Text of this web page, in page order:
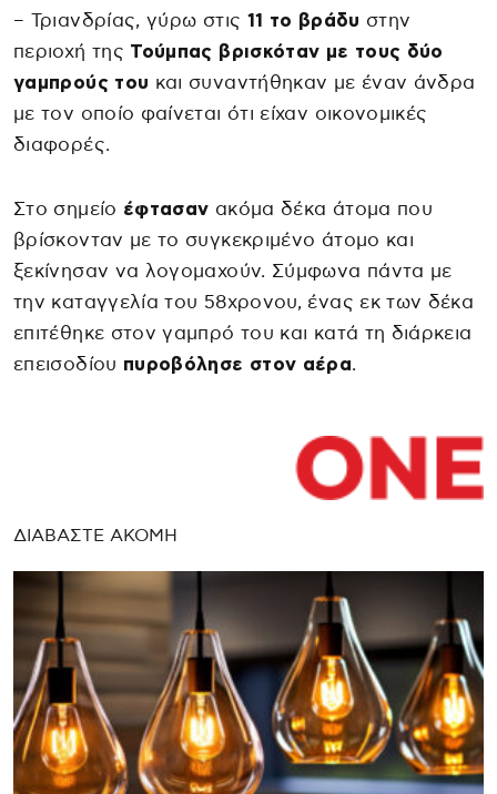
– Τριανδρίας, γύρω στις 11 το βράδυ στην
περιοχή της Τούμπας βρισκόταν με τους δύο
γαμπρούς του και συναντήθηκαν με έναν άνδρα
με τον οποίο φαίνεται ότι είχαν οικονομικές
διαφορές.
Στο σημείο έφτασαν ακόμα δέκα άτομα που
βρίσκονταν με το συγκεκριμένο άτομο και
ξεκίνησαν να λογομαχούν. Σύμφωνα πάντα με
την καταγγελία του 58χρονου, ένας εκ των δέκα
επιτέθηκε στον γαμπρό του και κατά τη διάρκεια
επεισοδίου πυροβόλησε στον αέρα.
ΔΙΑΒΑΣΤΕ ΑΚΟΜΗ